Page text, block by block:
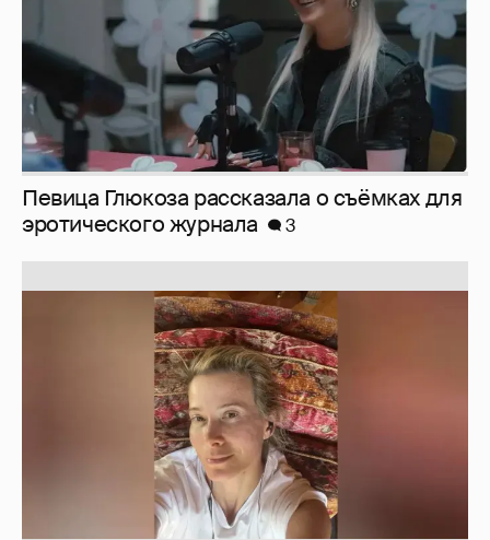
Певица Глюкоза рассказала о съёмках для
эротического журнала
3